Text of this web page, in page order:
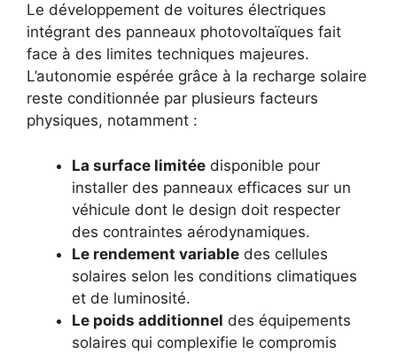
Le développement de voitures électriques
intégrant des panneaux photovoltaïques fait
face à des limites techniques majeures.
L’autonomie espérée grâce à la recharge solaire
reste conditionnée par plusieurs facteurs
physiques, notamment :
La surface limitée disponible pour
installer des panneaux efficaces sur un
véhicule dont le design doit respecter
des contraintes aérodynamiques.
Le rendement variable des cellules
solaires selon les conditions climatiques
et de luminosité.
Le poids additionnel des équipements
solaires qui complexifie le compromis